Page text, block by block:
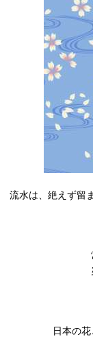
流水は、絶えず留
日本の